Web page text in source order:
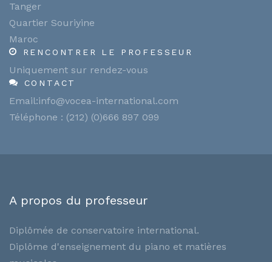
Tanger
Quartier Souriyine
Maroc
RENCONTRER LE PROFESSEUR
Uniquement sur rendez-vous
CONTACT
Email:info@vocea-international.com
Téléphone : (212) (0)666 897 099
A propos du professeur
Diplômée de conservatoire international.
Diplôme d'enseignement du piano et matières